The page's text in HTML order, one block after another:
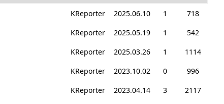
KReporter 2025.06.10 1
718
KReporter 2025.05.19 1
542
KReporter 2025.03.26 1
1114
KReporter 2023.10.02 0
996
KReporter 2023.04.14 3
2117